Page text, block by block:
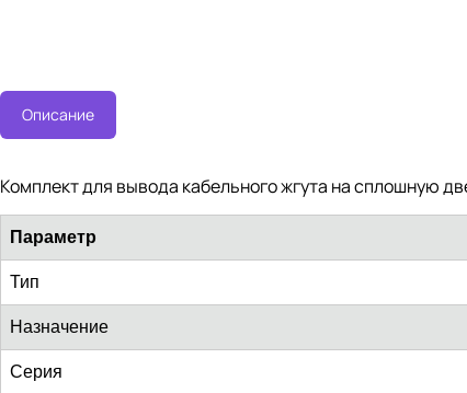
Описание
Комплект для вывода кабельного жгута на сплошную
Параметр
Тип
Назначение
Серия